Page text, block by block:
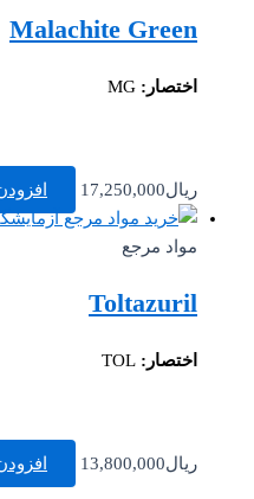
Malachite Green
اختصار:
ریال17,250,000
مواد مرجع
Toltazuril
اختصار:
ریال13,800,000